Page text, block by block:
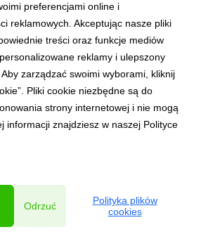
- Krzysztof Maurer o
sile tradycji i znaczeniu
człowiek znajduje spokój, sens i
Maurer, sadownik, członek
Droga Owocowa i właściciel
preferencjami online i
reklamowych. Akceptując nasze pliki
treści oraz funkcje mediów
reklamy i ulepszony
zarządzać swoimi wyborami, kliknij
Pliki cookie niezbędne są do
strony internetowej i nie mogą
informacji znajdziesz w naszej Polityce
Odrzuć
Polityka plików
cookies